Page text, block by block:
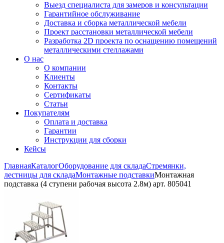
Выезд специалиста для замеров и консультации
Гарантийное обслуживание
Доставка и сборка металлической мебели
Проект расстановки металлической мебели
Разработка 2D проекта по оснащению помещений
металлическими стеллажами
О нас
О компании
Клиенты
Контакты
Сертификаты
Статьи
Покупателям
Оплата и доставка
Гарантии
Инструкции для сборки
Кейсы
ГлавнаяКаталогОборудование для складаСтремянки,
лестницы для складаМонтажные подставкиМонтажная
подставка (4 ступени рабочая высота 2.8м) арт. 805041